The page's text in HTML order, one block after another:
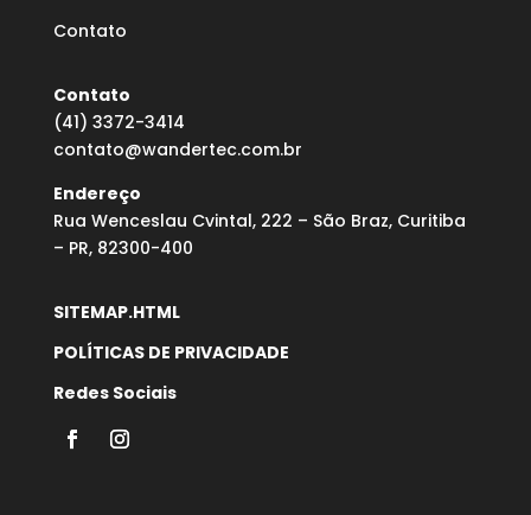
Contato
Contato
(41) 3372-3414
contato@wandertec.com.br
Endereço
Rua Wenceslau Cvintal, 222 – São Braz, Curitiba
– PR, 82300-400
SITEMAP.HTML
POLÍTICAS DE PRIVACIDADE
Redes Sociais